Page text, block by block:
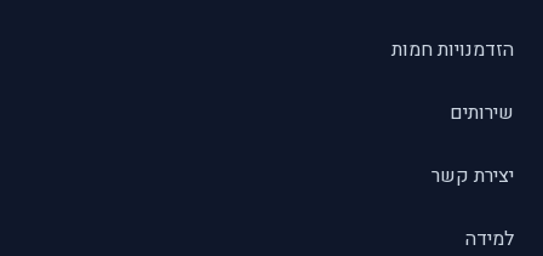
הזדמנויות חמות
שירותים
יצירת קשר
למידה